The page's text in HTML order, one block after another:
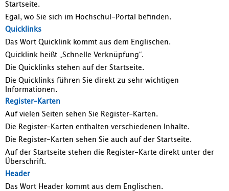
Startseite.
Egal, wo Sie sich im Hochschul-Portal befinden.
Quicklinks
Das Wort Quicklink kommt aus dem Englischen.
Quicklink heißt „Schnelle Verknüpfung“.
Die Quicklinks stehen auf der Startseite.
Die Quicklinks führen Sie direkt zu sehr wichtigen
Informationen.
Register-Karten
Auf vielen Seiten sehen Sie Register-Karten.
Die Register-Karten enthalten verschiedenen Inhalte.
Die Register-Karten sehen Sie auch auf der Startseite.
Auf der Startseite stehen die Register-Karte direkt unter der
Überschrift.
Header
Das Wort Header kommt aus dem Englischen.